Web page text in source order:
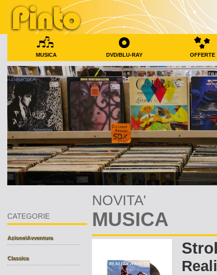
MUSICA DVD/BLU-RAY OFFERTE
CATEGORIE
Azione\Avventura
Classica
NOVITA'
MUSICA